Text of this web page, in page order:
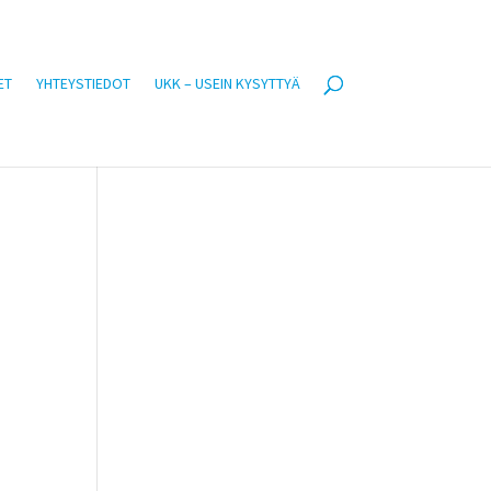
YHTEYSTIEDOT UKK – USEIN KYSYTTYÄ